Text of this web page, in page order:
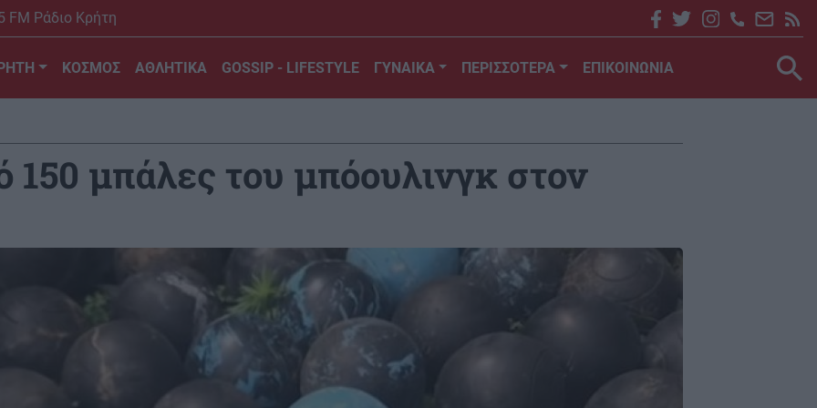
FM Ράδιο Κρήτη
ΚΟΣΜΟΣ ΑΘΛΗΤΙΚΑ GOSSIP - LIFESTYLE ΓΥΝΑΙΚΑ ΠΕΡΙΣΣΟΤΕΡΑ ΕΠΙΚΟΙΝΩΝΙΑ
μπάλες του μπόουλινγκ στον